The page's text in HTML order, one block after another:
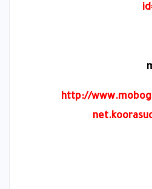
http://